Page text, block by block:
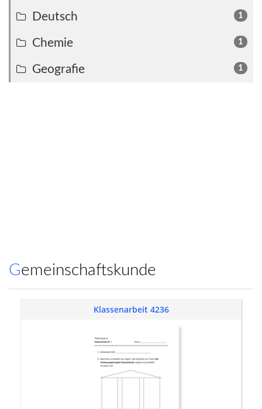
1
Deutsch
1
Chemie
1
Geografie
Gemeinschaftskunde
Klassenarbeit 4236